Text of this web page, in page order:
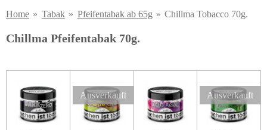
Home » Tabak » Pfeifentabak ab 65g » Chillma Tobacco 70g.
Chillma Pfeifentabak 70g.
Ausverkauft Ausverkauft